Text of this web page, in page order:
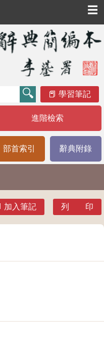
☰
學習筆記
進階檢索
部首索引 辭典附錄
加入筆記 列 印